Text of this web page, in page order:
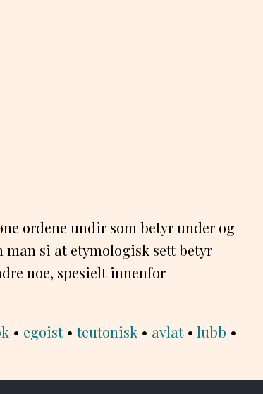
ordene undir som betyr under og
man si at etymologisk sett betyr
noe, spesielt innenfor
• egoist• teutonisk • avlat• lubb •